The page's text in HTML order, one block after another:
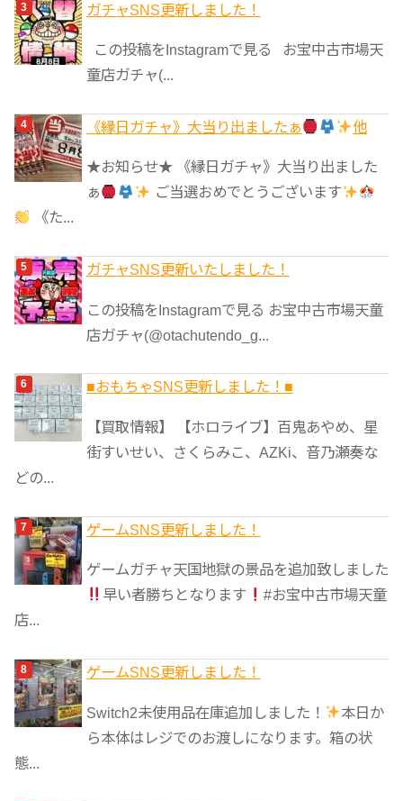
ガチャSNS更新しました！
この投稿をInstagramで見る お宝中古市場天
童店ガチャ(...
《縁日ガチャ》大当り出ましたぁ 他
★お知らせ★ 《縁日ガチャ》大当り出ました
ぁ
ご当選おめでとうございます
《た...
ガチャSNS更新いたしました！
この投稿をInstagramで見る お宝中古市場天童
店ガチャ(@otachutendo_g...
■おもちゃSNS更新しました！■
【買取情報】 【ホロライブ】百鬼あやめ、星
街すいせい、さくらみこ、AZKi、音乃瀬奏な
どの...
ゲームSNS更新しました！
ゲームガチャ天国地獄の景品を追加致しました
早い者勝ちとなります
#お宝中古市場天童
店...
ゲームSNS更新しました！
Switch2未使用品在庫追加しました！
本日か
ら本体はレジでのお渡しになります。箱の状
態...